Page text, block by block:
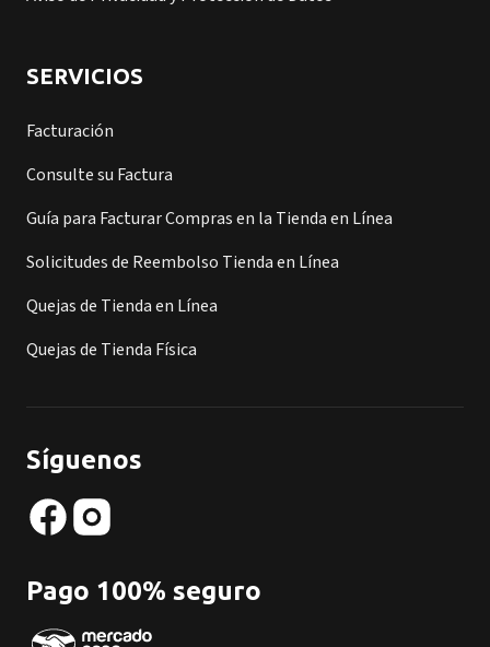
SERVICIOS
Facturación
Consulte su Factura
Guía para Facturar Compras en la Tienda en Línea
Solicitudes de Reembolso Tienda en Línea
Quejas de Tienda en Línea
Quejas de Tienda Física
Síguenos
Pago 100% seguro